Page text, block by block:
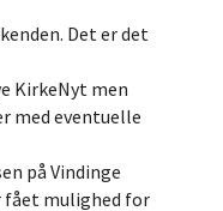
Det er det
KirkeNyt men
med eventuelle
på Vindinge
fået mulighed for